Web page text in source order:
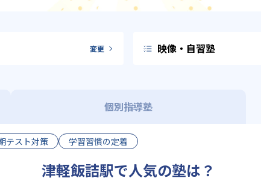
変更 映像・自習塾
個別指導塾
テスト対策 学習習慣の定着
津軽飯詰駅で人気の塾は？